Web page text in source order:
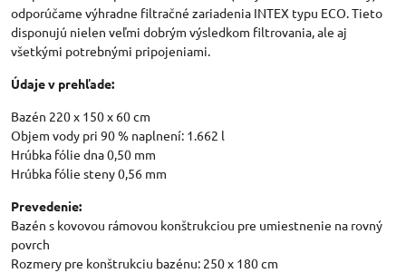
odporúčame výhradne filtračné zariadenia INTEX typu ECO. Tieto
disponujú nielen veľmi dobrým výsledkom filtrovania, ale aj
všetkými potrebnými pripojeniami.
Údaje v prehľade:
Bazén 220 x 150 x 60 cm
Objem vody pri 90 % naplnení: 1.662 l
Hrúbka fólie dna 0,50 mm
Hrúbka fólie steny 0,56 mm
Prevedenie:
Bazén s kovovou rámovou konštrukciou pre umiestnenie na rovný
povrch
Rozmery pre konštrukciu bazénu: 250 x 180 cm